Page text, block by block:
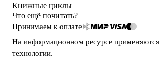
Книжные циклы
Что ещё почитать?
Принимаем к оплате
На информационном ресурсе применяются
технологии.